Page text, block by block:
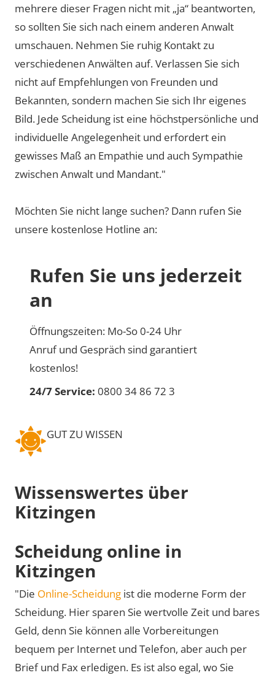
mehrere dieser Fragen nicht mit „ja“ beantworten,
so sollten Sie sich nach einem anderen Anwalt
umschauen. Nehmen Sie ruhig Kontakt zu
verschiedenen Anwälten auf. Verlassen Sie sich
nicht auf Empfehlungen von Freunden und
Bekannten, sondern machen Sie sich Ihr eigenes
Bild. Jede Scheidung ist eine höchstpersönliche und
individuelle Angelegenheit und erfordert ein
gewisses Maß an Empathie und auch Sympathie
zwischen Anwalt und Mandant."
Möchten Sie nicht lange suchen? Dann rufen Sie
unsere kostenlose Hotline an:
Rufen Sie uns jederzeit
an
Öffnungszeiten: Mo-So 0-24 Uhr
Anruf und Gespräch sind garantiert
kostenlos!
24/7 Service: 0800 34 86 72 3
GUT ZU WISSEN
Wissenswertes über
Kitzingen
Scheidung online in
Kitzingen
"Die Online-Scheidung ist die moderne Form der
Scheidung. Hier sparen Sie wertvolle Zeit und bares
Geld, denn Sie können alle Vorbereitungen
bequem per Internet und Telefon, aber auch per
Brief und Fax erledigen. Es ist also egal, wo Sie